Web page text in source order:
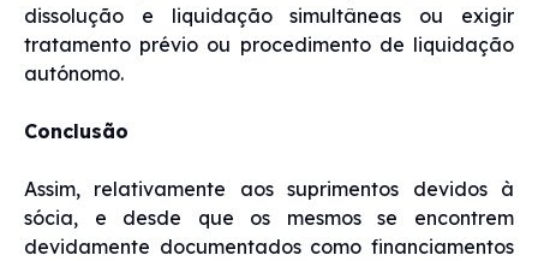
dissolução e liquidação simultâneas ou exigir
tratamento prévio ou procedimento de liquidação
autónomo.
Conclusão
Assim, relativamente aos suprimentos devidos à
sócia, e desde que os mesmos se encontrem
devidamente documentados como financiamentos